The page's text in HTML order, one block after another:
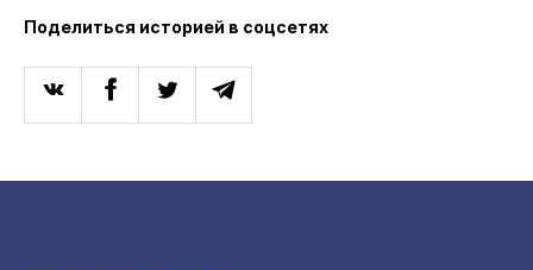
Поделиться историей в соцсетях